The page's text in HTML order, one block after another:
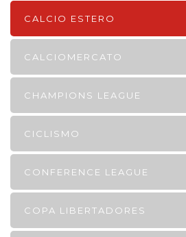
CALCIO ESTERO
CALCIOMERCATO
CHAMPIONS LEAGUE
CICLISMO
CONFERENCE LEAGUE
COPA LIBERTADORES